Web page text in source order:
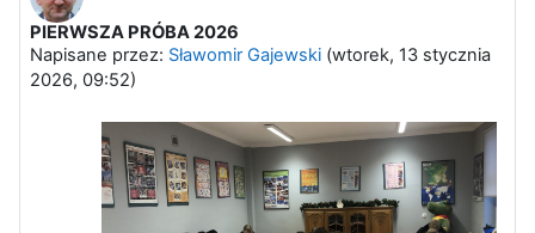
PIERWSZA PRÓBA 2026
Napisane przez: Sławomir Gajewski (wtorek, 13 stycznia
2026, 09:52)
Liczba odpowiedzi: 0